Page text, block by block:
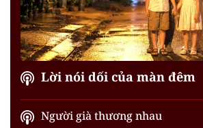
Lời nói dối của màn đêm
Người già thương nhau